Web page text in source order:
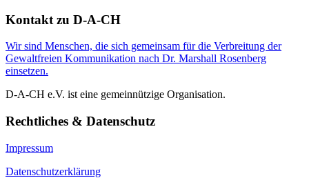
Kontakt zu D-A-CH
Wir sind Menschen, die sich gemeinsam für die Verbreitung der
Gewaltfreien Kommunikation nach Dr. Marshall Rosenberg
einsetzen.
D-A-CH e.V. ist eine gemeinnützige Organisation.
Rechtliches & Datenschutz
Impressum
Datenschutzerklärung